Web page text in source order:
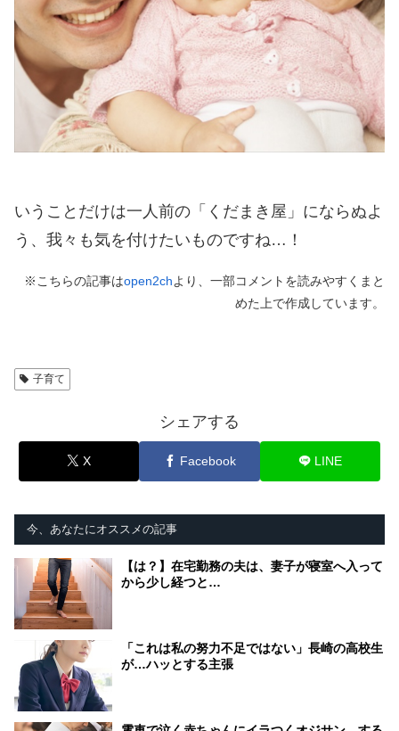
いうことだけは一人前の「くだまき屋」にならぬよ
う、我々も気を付けたいものですね…！
※こちらの記事はopen2chより、一部コメントを読みやすくまと
めた上で作成しています。
子育て
シェアする
X Facebook LINE
今、あなたにオススメの記事
【は？】在宅勤務の夫は、妻子が寝室へ入って
から少し経つと…
「これは私の努力不足ではない」長崎の高校生
が…ハッとする主張